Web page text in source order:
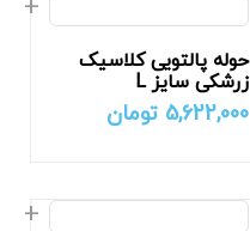
حوله پالتویی کلاسیک
زرشکی سایز L
5,622,000 تومان